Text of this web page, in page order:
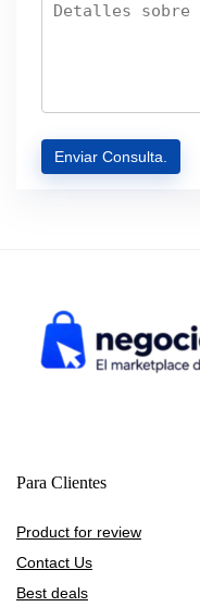
Para Clientes
Product for review
Contact Us
Best deals